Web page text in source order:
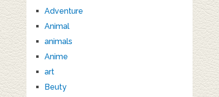
Adventure
Animal
animals
Anime
art
Beuty